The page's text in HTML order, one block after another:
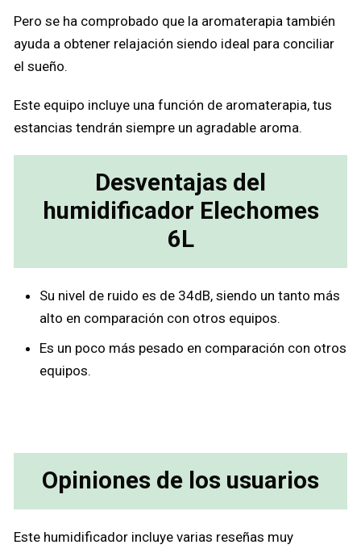
Pero se ha comprobado que la aromaterapia también
ayuda a obtener relajación siendo ideal para conciliar
el sueño.
Este equipo incluye una función de aromaterapia, tus
estancias tendrán siempre un agradable aroma.
Desventajas del
humidificador Elechomes
6L
Su nivel de ruido es de 34dB, siendo un tanto más
alto en comparación con otros equipos.
Es un poco más pesado en comparación con otros
equipos.
Opiniones de los usuarios
Este humidificador incluye varias reseñas muy